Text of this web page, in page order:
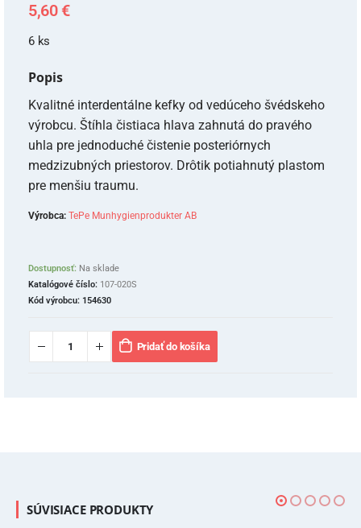
5,60 €
6 ks
Popis
Kvalitné interdentálne kefky od vedúceho švédskeho
výrobcu. Štíhla čistiaca hlava zahnutá do pravého
uhla pre jednoduché čistenie posteriórnych
medzizubných priestorov. Drôtik potiahnutý plastom
pre menšiu traumu.
Výrobca: TePe Munhygienprodukter AB
Dostupnosť: Na sklade
Katalógové číslo: 107-020S
Kód výrobcu: 154630
Pridať do košíka
SÚVISIACE PRODUKTY